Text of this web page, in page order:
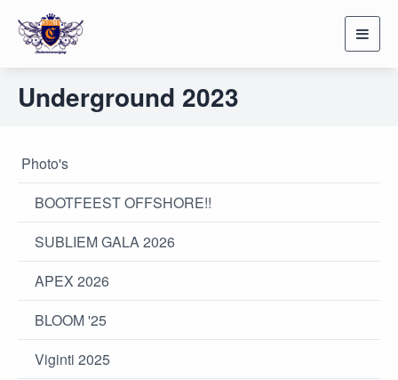
Underground 2023
Photo's
BOOTFEEST OFFSHORE!!
SUBLIEM GALA 2026
APEX 2026
BLOOM '25
Viginti 2025